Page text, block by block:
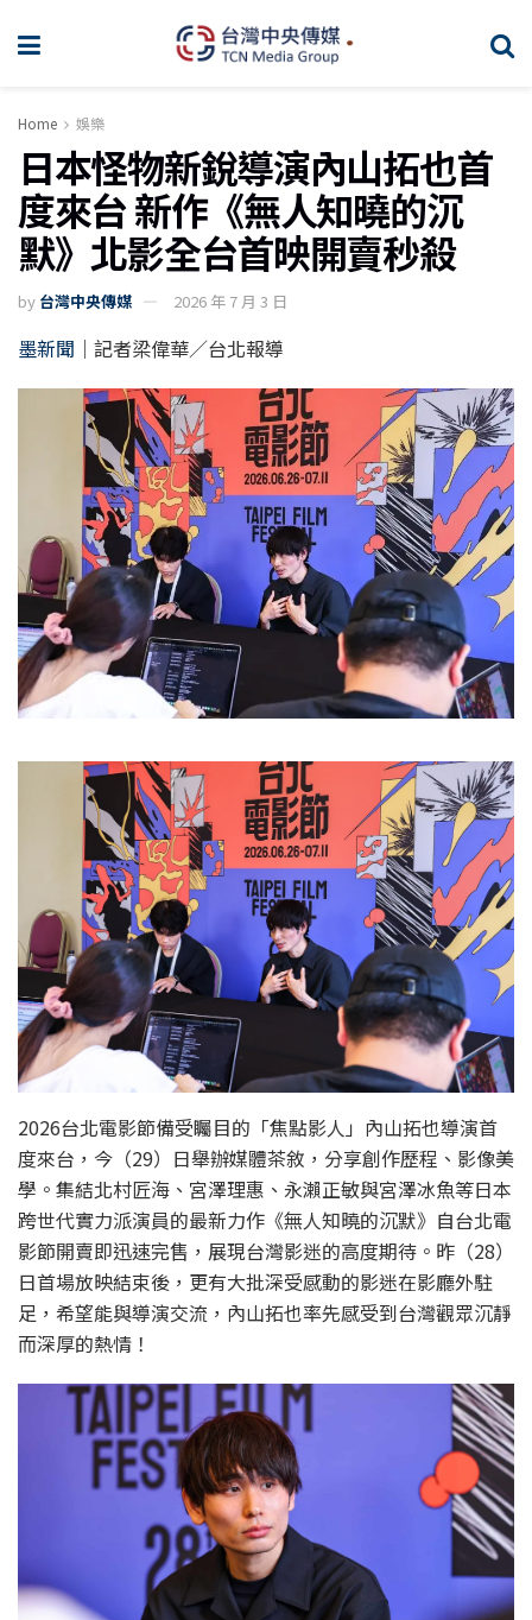
Home 娛樂
日本怪物新銳導演內山拓也首
度來台 新作《無人知曉的沉
默》北影全台首映開賣秒殺
by 台灣中央傳媒 2026 年 7 月 3 日
墨新聞 ｜記者梁偉華／台北報導
2026台北電影節備受矚目的「焦點影人」內山拓也導演首
度來台，今（29）日舉辦媒體茶敘，分享創作歷程、影像美
學。集結北村匠海、宮澤理惠、永瀨正敏與宮澤冰魚等日本
跨世代實力派演員的最新力作《無人知曉的沉默》自台北電
影節開賣即迅速完售，展現台灣影迷的高度期待。昨（28）
日首場放映結束後，更有大批深受感動的影迷在影廳外駐
足，希望能與導演交流，內山拓也率先感受到台灣觀眾沉靜
而深厚的熱情！